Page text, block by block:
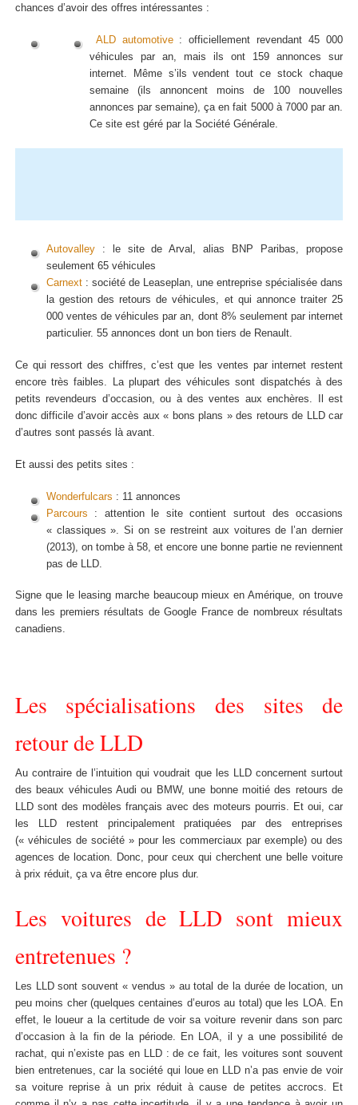
chances d’avoir des offres intéressantes :
ALD automotive: officiellement revendant 45 000
véhicules par an, mais ils ont 159 annonces sur
internet. Même s’ils vendent tout ce stock chaque
semaine (ils annoncent moins de 100 nouvelles
annonces par semaine), ça en fait 5000 à 7000 par an.
Ce site est géré par la Société Générale.
Autovalley: le site de Arval, alias BNP Paribas, propose
seulement 65 véhicules
Carnext : société de Leaseplan, une entreprise spécialisée dans
la gestion des retours de véhicules, et qui annonce traiter 25
000 ventes de véhicules par an, dont 8% seulement par internet
particulier. 55 annonces dont un bon tiers de Renault.
Ce qui ressort des chiffres, c’est que les ventes par internet restent
encore très faibles. La plupart des véhicules sont dispatchés à des
petits revendeurs d’occasion, ou à des ventes aux enchères. Il est
donc difficile d’avoir accès aux « bons plans » des retours de LLD car
d’autres sont passés là avant.
Et aussi des petits sites :
Wonderfulcars : 11 annonces
Parcours : attention le site contient surtout des occasions
« classiques ». Si on se restreint aux voitures de l’an dernier
(2013), on tombe à 58, et encore une bonne partie ne reviennent
pas de LLD.
Signe que le leasing marche beaucoup mieux en Amérique, on trouve
dans les premiers résultats de Google France de nombreux résultats
canadiens.
Les spécialisations des sites de
retour de LLD
Au contraire de l’intuition qui voudrait que les LLD concernent surtout
des beaux véhicules Audi ou BMW, une bonne moitié des retours de
LLD sont des modèles français avec des moteurs pourris. Et oui, car
les LLD restent principalement pratiquées par des entreprises
(« véhicules de société » pour les commerciaux par exemple) ou des
agences de location. Donc, pour ceux qui cherchent une belle voiture
à prix réduit, ça va être encore plus dur.
Les voitures de LLD sont mieux
entretenues ?
Les LLD sont souvent « vendus » au total de la durée de location, un
peu moins cher (quelques centaines d’euros au total) que les LOA. En
effet, le loueur a la certitude de voir sa voiture revenir dans son parc
d’occasion à la fin de la période. En LOA, il y a une possibilité de
rachat, qui n’existe pas en LLD : de ce fait, les voitures sont souvent
bien entretenues, car la société qui loue en LLD n’a pas envie de voir
sa voiture reprise à un prix réduit à cause de petites accrocs. Et